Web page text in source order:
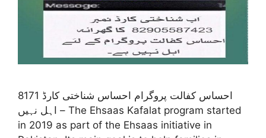
8171 احساس کفالت پروگرام احساس شناختی کارڈ
اہل نہیں – The Ehsaas Kafalat program started
in 2019 as part of the Ehsaas initiative in